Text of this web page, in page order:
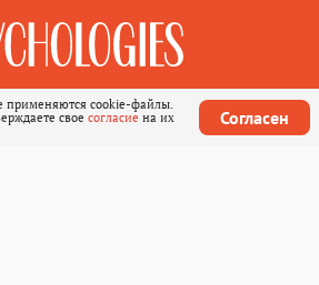
применяются cookie-файлы.
свое согласие на их
Согласен